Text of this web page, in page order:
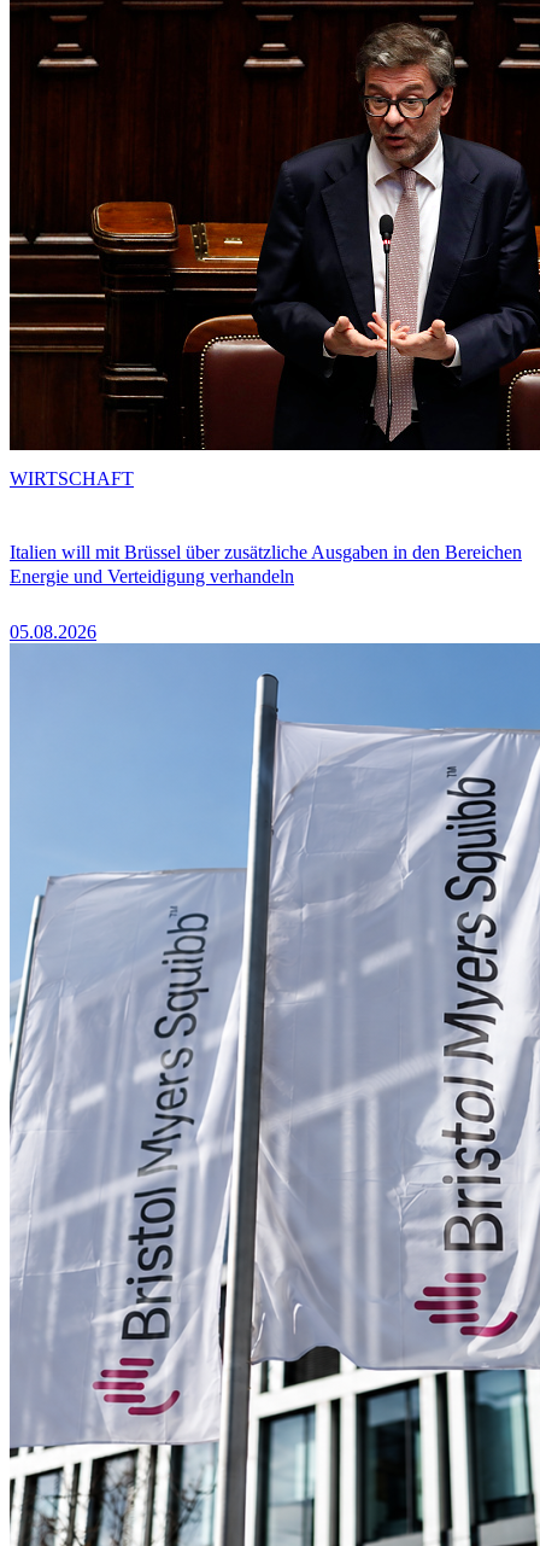
Italien will mit Brüssel über zusätzliche Ausgaben in den Bereichen
Energie und Verteidigung verhandeln
05.08.2026
WIRTSCHAFT